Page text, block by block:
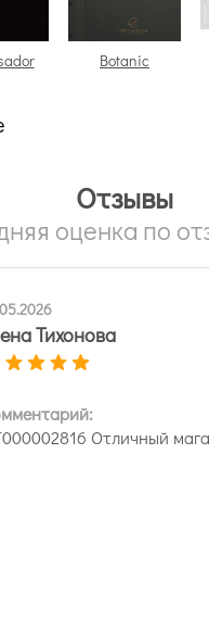
Botanic
Отзывы
оценка по
Тихонова
Отличный